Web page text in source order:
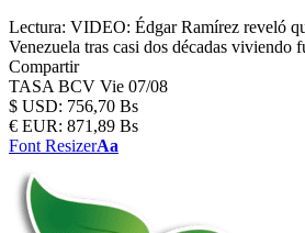
Lectura: VIDEO: Édgar Ramírez reveló
Venezuela tras casi dos décadas viviendo
Compartir
TASA BCV Vie 07/08
$ USD: 756,70 Bs
€ EUR: 871,89 Bs
Font ResizerAa